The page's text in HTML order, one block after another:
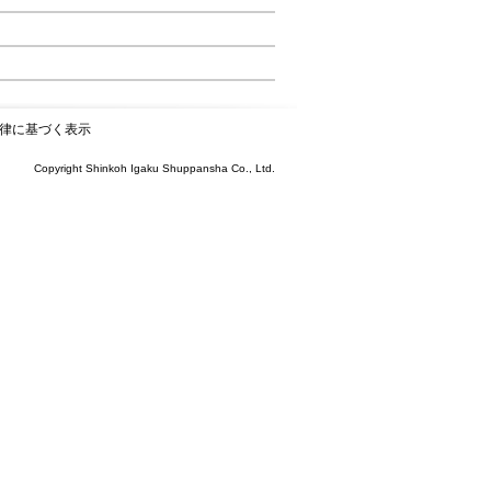
に基づく表示
Copyright Shinkoh Igaku Shuppansha Co., Ltd.